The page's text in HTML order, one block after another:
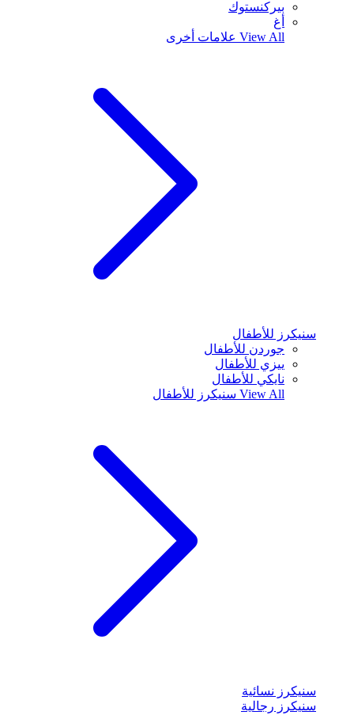
بيركنستوك
أغ
View All علامات أخرى
سنيكرز للأطفال
جوردن للأطفال
ييزي للأطفال
نايكي للأطفال
View All سنيكرز للأطفال
سنيكرز نسائية
سنيكرز رجالية